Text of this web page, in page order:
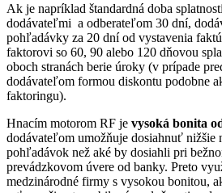
Ak je napríklad štandardná doba
dodávateľmi a odberateľom 30 dní,
pohľadávky za 20 dní od vystavenia
faktorovi so 60, 90 alebo 120 dňovou
oboch stranách berie úroky (v prípade
dodávateľom formou diskontu podobne
faktoringu).
Hnacím motorom RF je vysoká bonita
dodávateľom umožňuje dosiahnuť nižšie
pohľadávok než aké by dosiahli pri
prevádzkovom úvere od banky. Preto
medzinárodné firmy s vysokou bonitou,